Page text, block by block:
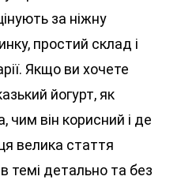
за ніжну
простий склад і
Якщо ви хочете
йогурт, як
чим він корисний і де
велика стаття
темі детально та без